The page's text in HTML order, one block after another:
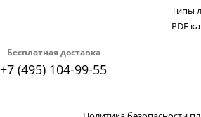
Бесплатная доставка
+7 (495) 104-99-55
Типы
PDF